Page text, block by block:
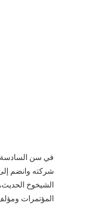
في سن السادسة
شركته وانضم
الشيخوخ
المؤتمرات